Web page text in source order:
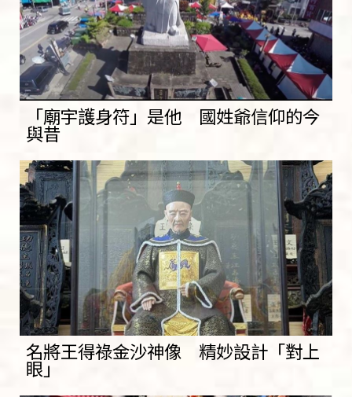
「廟宇護身符」是他 國姓爺信仰的今
與昔
名將王得祿金沙神像 精妙設計「對上
眼」